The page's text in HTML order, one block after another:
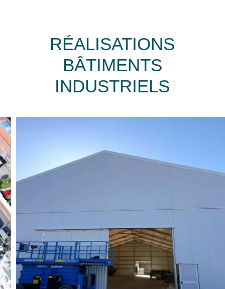
RÉALISATIONS
BÂTIMENTS
INDUSTRIELS